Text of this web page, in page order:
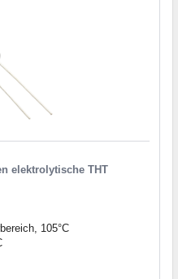
elektrolytische THT
105°C